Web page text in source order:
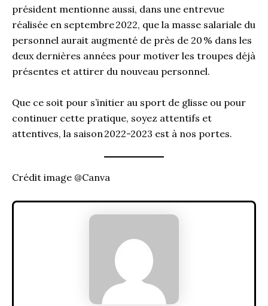
président mentionne aussi, dans une entrevue
réalisée en septembre 2022, que la masse salariale du
personnel aurait augmenté de près de 20 % dans les
deux dernières années pour motiver les troupes déjà
présentes et attirer du nouveau personnel.
Que ce soit pour s’initier au sport de glisse ou pour
continuer cette pratique, soyez attentifs et
attentives, la saison 2022-2023 est à nos portes.
Crédit image @Canva